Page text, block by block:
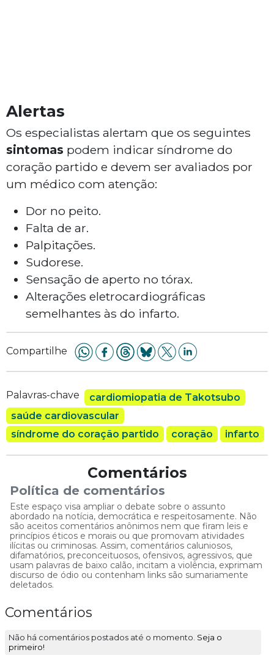
Alertas
Os especialistas alertam que os seguintes
sintomas podem indicar síndrome do
coração partido e devem ser avaliados por
um médico com atenção:
Dor no peito.
Falta de ar.
Palpitações.
Sudorese.
Sensação de aperto no tórax.
Alterações eletrocardiográficas
semelhantes às do infarto.
Compartilhe
Palavras-chave
cardiomiopatia de Takotsubo
saúde cardiovascular
síndrome do coração partido
coração infarto
Comentários
Política de comentários
Este espaço visa ampliar o debate sobre o assunto
abordado na notícia, democrática e respeitosamente. Não
são aceitos comentários anônimos nem que firam leis e
princípios éticos e morais ou que promovam atividades
ilícitas ou criminosas. Assim, comentários caluniosos,
difamatórios, preconceituosos, ofensivos, agressivos, que
usam palavras de baixo calão, incitam a violência, exprimam
discurso de ódio ou contenham links são sumariamente
deletados.
Comentários
Não há comentários postados até o momento. Seja o
primeiro!